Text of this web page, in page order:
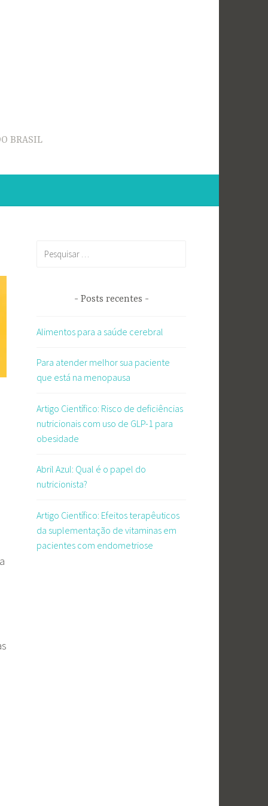
BRASIL
Posts recentes
Alimentos para a saúde cerebral
Para atender melhor sua paciente
que está na menopausa
Artigo Científico: Risco de deficiências
nutricionais com uso de GLP-1 para
obesidade
Abril Azul: Qual é o papel do
nutricionista?
Artigo Científico: Efeitos terapêuticos
da suplementação de vitaminas em
pacientes com endometriose